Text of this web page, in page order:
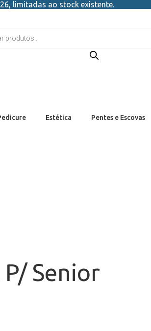
limitadas ao stock existente.
Estética Pentes e Escovas
Senior